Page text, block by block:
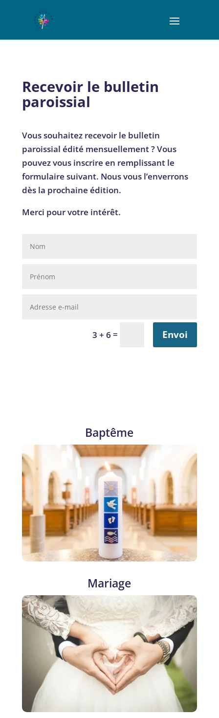
Recevoir le bulletin
paroissial
Vous souhaitez recevoir le bulletin
paroissial édité mensuellement ? Vous
pouvez vous inscrire en remplissant le
formulaire suivant. Nous vous l’enverrons
dès la prochaine édition.
Merci pour votre intérêt.
3 + 6 = Envoi
Baptême
Mariage